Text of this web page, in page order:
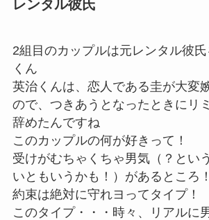
レンタル彼氏
2組目のカップルは元レンタル彼
くん
英治くんは、恋人である圭が大変
ので、つきあうとなったときにリ
辞めたんですね
このカップルの何が好きって！
受けがむちゃくちゃ男気（？とい
いともいうかも！）があるところ！
約束は絶対に守れヨってタイプ！
このタイプ・・・時々、リアルに